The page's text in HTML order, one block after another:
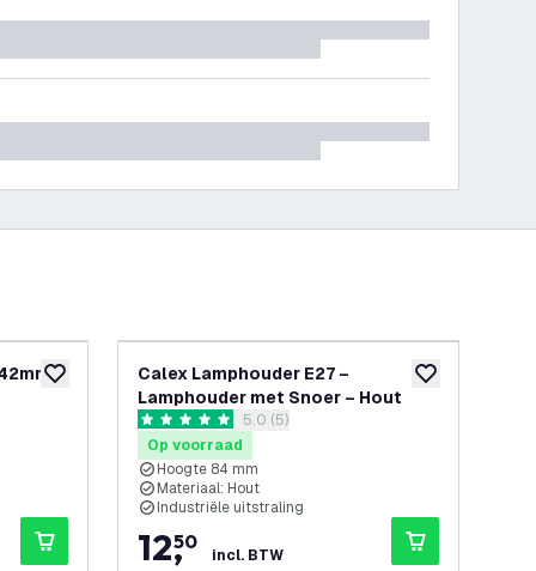
toevoegen aan verlanglijst
–
toevoegen
Calex Lamphouder E27 –
Lamphouder met Snoer – Hout
reviews drawer openen
5 score sterren5.0 (5)
Op voorraad
Hoogte 84 mm
Materiaal: Hout
Industriële uitstraling
12,
50
incl. BTW